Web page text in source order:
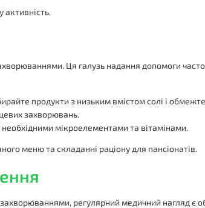
активність.
Ця галузь надання допомоги
продукти з низьким вмістом солі і
захворювань.
мікроелементами та вітамінами.
меню та складанні раціону для пансіонатів.
регулярний медичний нагляд є